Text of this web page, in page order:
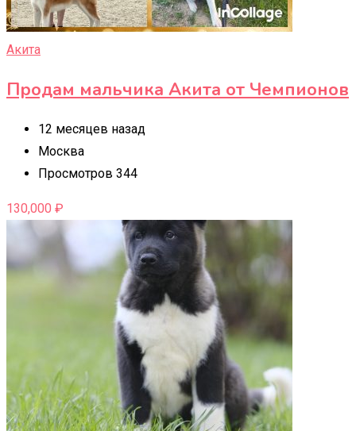
Акита
Продам мальчика Акита от Чемпионов
12 месяцев назад
Москва
Просмотров 344
130,000 ₽